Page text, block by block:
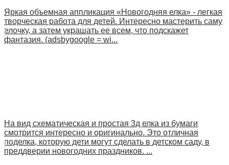
Яркая объемная аппликация «Новогодняя елка» - легкая
творческая работа для детей. Интересно мастерить саму
елочку, а затем украшать ее всем, что подскажет
фантазия. (adsbygoogle = wi...
На вид схематическая и простая 3д елка из бумаги
смотрится интересно и оригинально. Это отличная
поделка, которую дети могут сделать в детском саду, в
преддверии новогодних праздников. ...